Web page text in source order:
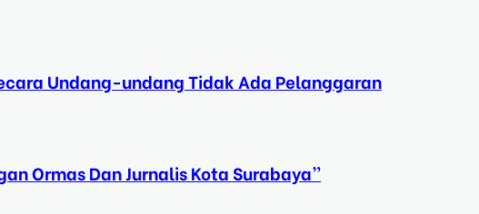
Undang-undang Tidak Ada Pelanggaran
Ormas Dan Jurnalis Kota Surabaya”